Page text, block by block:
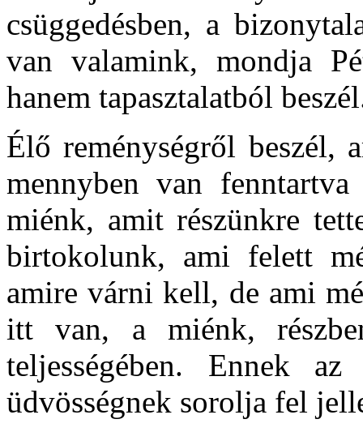
csüggedésben, a
van valamink, mondja
hanem tapasztalatból
Élő reménységről beszél,
mennyben van
miénk, amit részünkre
birtokolunk, ami felett
amire várni kell, de ami
itt van, a miénk,
teljességében. Ennek
üdvösségnek sorolja fel